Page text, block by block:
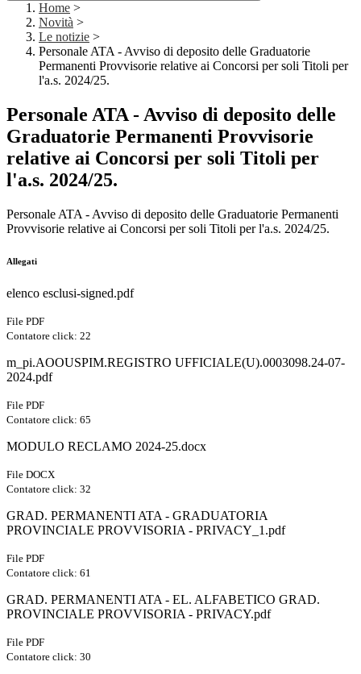
Home >
Novità >
Le notizie >
Personale ATA - Avviso di deposito delle Graduatorie
Permanenti Provvisorie relative ai Concorsi per soli Titoli per
l'a.s. 2024/25.
Personale ATA - Avviso di deposito delle
Graduatorie Permanenti Provvisorie
relative ai Concorsi per soli Titoli per
l'a.s. 2024/25.
Personale ATA - Avviso di deposito delle Graduatorie Permanenti
Provvisorie relative ai Concorsi per soli Titoli per l'a.s. 2024/25.
Allegati
elenco esclusi-signed.pdf
File PDF
Contatore click: 22
m_pi.AOOUSPIM.REGISTRO UFFICIALE(U).0003098.24-07-
2024.pdf
File PDF
Contatore click: 65
MODULO RECLAMO 2024-25.docx
File DOCX
Contatore click: 32
GRAD. PERMANENTI ATA - GRADUATORIA
PROVINCIALE PROVVISORIA - PRIVACY_1.pdf
File PDF
Contatore click: 61
GRAD. PERMANENTI ATA - EL. ALFABETICO GRAD.
PROVINCIALE PROVVISORIA - PRIVACY.pdf
File PDF
Contatore click: 30